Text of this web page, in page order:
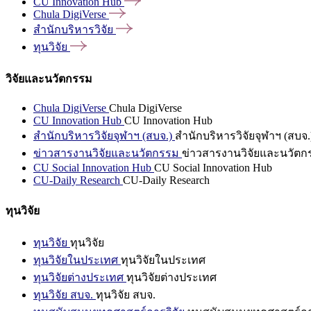
Chula DigiVerse
สำนักบริหารวิจัย
ทุนวิจัย
วิจัยและนวัตกรรม
Chula DigiVerse Chula DigiVerse
CU Innovation Hub CU Innovation Hub
สำนักบริหารวิจัยจุฬาฯ (สบจ.) สำนักบริหารวิจัยจุฬาฯ (สบจ
ข่าวสารงานวิจัยและนวัตกรรม ข่าวสารงานวิจัยและนวัตก
CU Social Innovation Hub CU Social Innovation Hub
CU-Daily Research CU-Daily Research
ทุนวิจัย
ทุนวิจัย ทุนวิจัย
ทุนวิจัยในประเทศ ทุนวิจัยในประเทศ
ทุนวิจัยต่างประเทศ ทุนวิจัยต่างประเทศ
ทุนวิจัย สบจ. ทุนวิจัย สบจ.